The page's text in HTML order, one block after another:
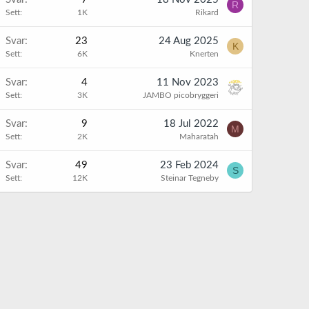
Sett 1K Rikard
R
Svar 23
Sett 6K
24 Aug 2025
Knerten
K
Svar 4
Sett 3K
11 Nov 2023
JAMBO picobryggeri
Svar 9
Sett 2K
18 Jul 2022
Maharatah
M
Svar 49
Sett 12K
23 Feb 2024
Steinar Tegneby
S